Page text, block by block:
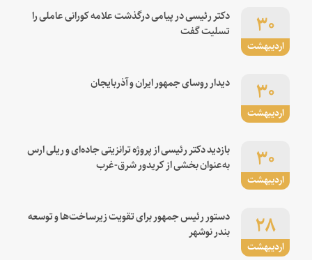
اردیبهشت
۳۰
دکتر رئیسی در پیامی درگذشت علامه کورانی عاملی را
تسلیت گفت
اردیبهشت
۳۰ دیدار روسای جمهور ایران و آذربایجان
اردیبهشت
۳۰
بازدید دکتر رئیسی از پروژه ترانزیتی جاده‌ای و ریلی ارس
به‌عنوان بخشی از کریدور شرق-غرب
اردیبهشت
۲۸
دستور رئیس جمهور برای تقویت زیرساخت‌ها و توسعه
بندر نوشهر